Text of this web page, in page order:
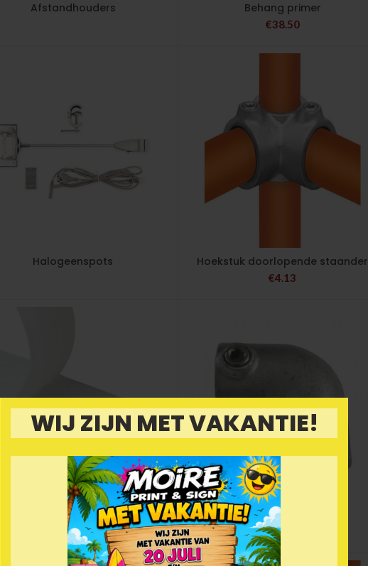
WIJ ZIJN MET VAKANTIE!
Afstandhouders Behang primer
€38.50
Halogeenspots Hoekstuk doorlopende staander
€4.13
Klittenband Kniestuk
€2.99